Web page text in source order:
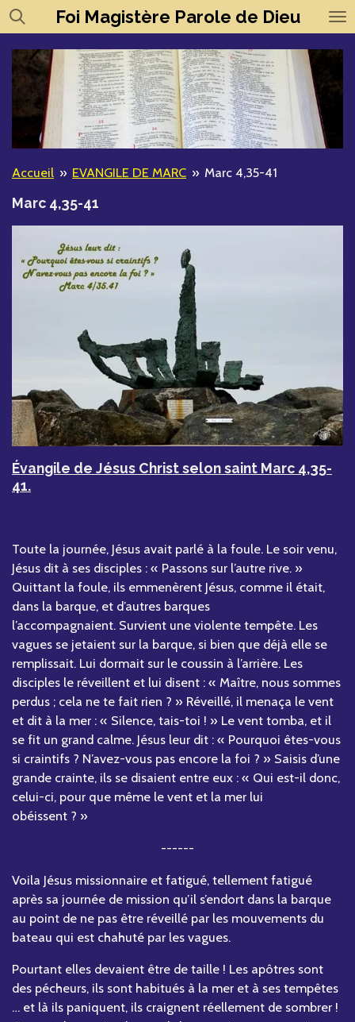
Passer
au
contenu
principal
Foi Magistère Parole de Dieu
Accueil » EVANGILE DE MARC » Marc 4,35-41
Marc 4,35-41
Évangile de Jésus Christ selon saint Marc 4,35-
41.
Toute la journée, Jésus avait parlé à la foule. Le soir venu,
Jésus dit à ses disciples : « Passons sur l’autre rive. »
Quittant la foule, ils emmenèrent Jésus, comme il était,
dans la barque, et d’autres barques
l’accompagnaient. Survient une violente tempête. Les
vagues se jetaient sur la barque, si bien que déjà elle se
remplissait. Lui dormait sur le coussin à l’arrière. Les
disciples le réveillent et lui disent : « Maître, nous sommes
perdus ; cela ne te fait rien ? » Réveillé, il menaça le vent
et dit à la mer : « Silence, tais-toi ! » Le vent tomba, et il
se fit un grand calme. Jésus leur dit : « Pourquoi êtes-vous
si craintifs ? N’avez-vous pas encore la foi ? » Saisis d’une
grande crainte, ils se disaient entre eux : « Qui est-il donc,
celui-ci, pour que même le vent et la mer lui
obéissent ? »
------
Voila Jésus missionnaire et fatigué, tellement fatigué
après sa journée de mission qu’il s’endort dans la barque
au point de ne pas être réveillé par les mouvements du
bateau qui est chahuté par les vagues.
Pourtant elles devaient être de taille ! Les apôtres sont
des pécheurs, ils sont habitués à la mer et à ses tempêtes
… et là ils paniquent, ils craignent réellement de sombrer !